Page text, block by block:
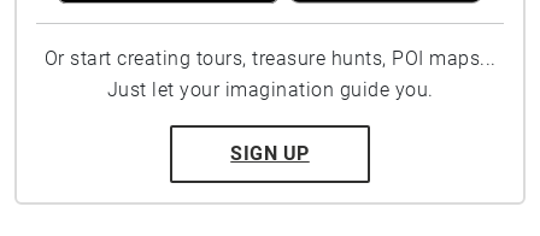
Or start creating tours, treasure hunts, POI maps...
Just let your imagination guide you.
SIGN UP